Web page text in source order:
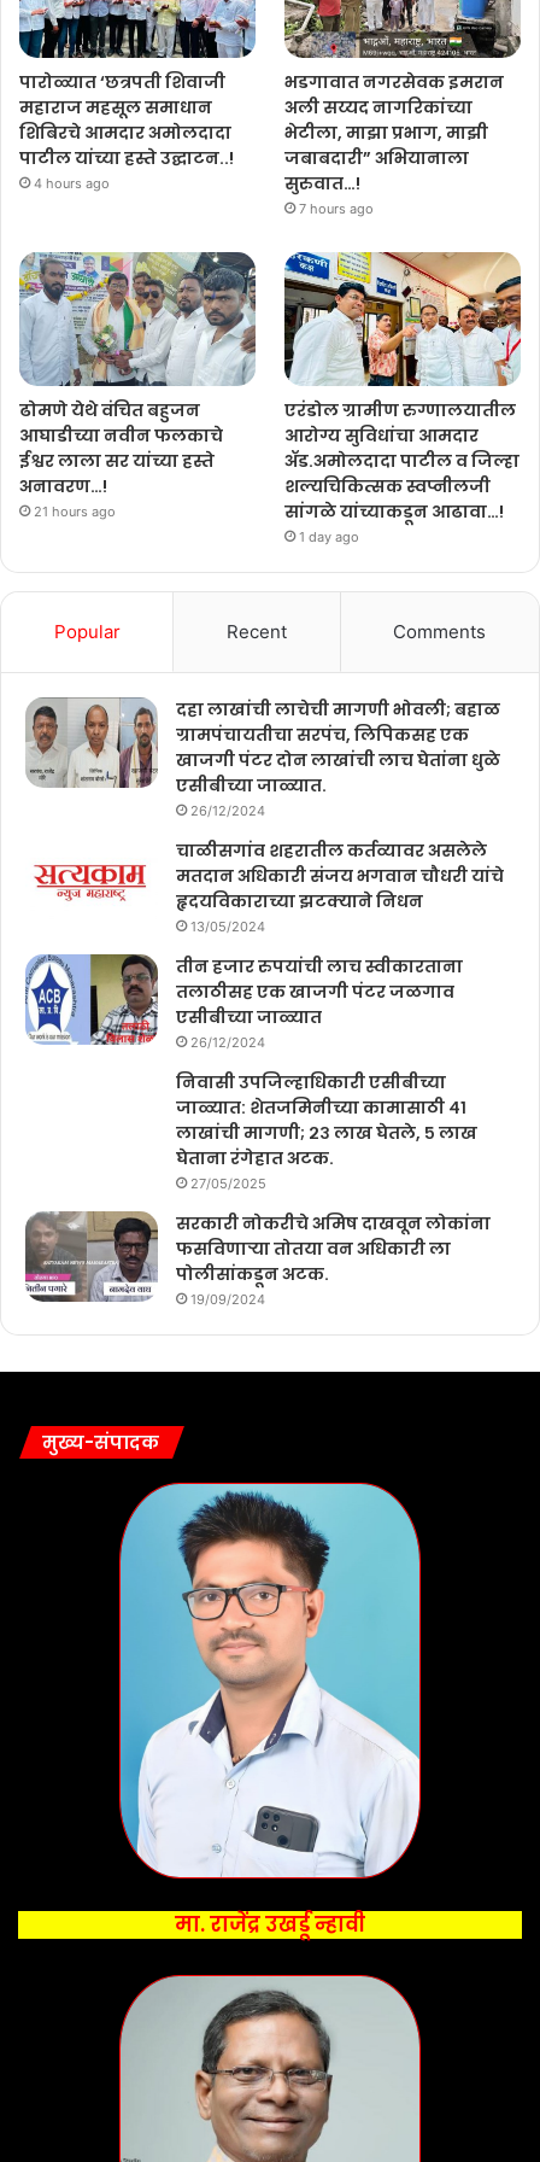
पारोळ्यात ‘छत्रपती शिवाजी
महाराज महसूल समाधान
शिबिरचे आमदार अमोलदादा
पाटील यांच्या हस्ते उद्घाटन..!
4 hours ago
भडगावात नगरसेवक इमरान
अली सय्यद नागरिकांच्या
भेटीला, माझा प्रभाग, माझी
जबाबदारी” अभियानाला
सुरुवात…!
7 hours ago
ढोमणे येथे वंचित बहुजन
आघाडीच्या नवीन फलकाचे
ईश्वर लाला सर यांच्या हस्ते
अनावरण…!
21 hours ago
एरंडोल ग्रामीण रुग्णालयातील
आरोग्य सुविधांचा आमदार
ॲड.अमोलदादा पाटील व जिल्हा
शल्यचिकित्सक स्वप्नीलजी
सांगळे यांच्याकडून आढावा…!
1 day ago
Popular Recent Comments
दहा लाखांची लाचेची मागणी भोवली; बहाळ
ग्रामपंचायतीचा सरपंच, लिपिकसह एक
खाजगी पंटर दोन लाखांची लाच घेतांना धुळे
एसीबीच्या जाळ्यात.
26/12/2024
चाळीसगांव शहरातील कर्तव्यावर असलेले
मतदान अधिकारी संजय भगवान चौधरी यांचे
हृदयविकाराच्या झटक्याने निधन
13/05/2024
तीन हजार रुपयांची लाच स्वीकारताना
तलाठीसह एक खाजगी पंटर जळगाव
एसीबीच्या जाळ्यात
26/12/2024
निवासी उपजिल्हाधिकारी एसीबीच्या
जाळ्यात: शेतजमिनीच्या कामासाठी ४१
लाखांची मागणी; २३ लाख घेतले, ५ लाख
घेताना रंगेहात अटक.
27/05/2025
सरकारी नोकरीचे अमिष दाखवून लोकांना
फसविणाऱ्या तोतया वन अधिकारी ला
पोलीसांकडून अटक.
19/09/2024
मुख्य-संपादक
मा. राजेंद्र उखर्डू न्हावी